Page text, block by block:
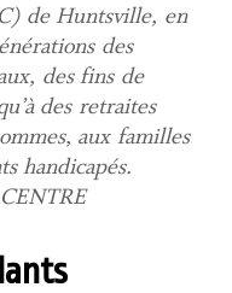
de Huntsville, en
des
des fins de
des retraites
aux familles
handicapés.